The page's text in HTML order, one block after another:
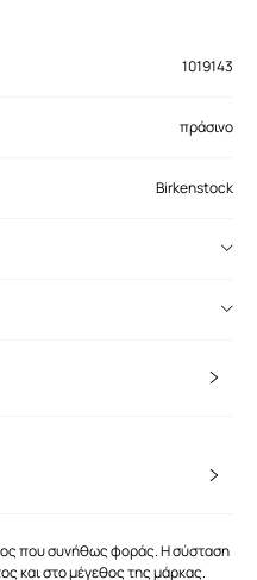
1019143
πράσινο
Birkenstock
που συνήθως φοράς. Η σύσταση
και στο μέγεθος της μάρκας.